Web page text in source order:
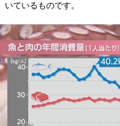
いているものです。